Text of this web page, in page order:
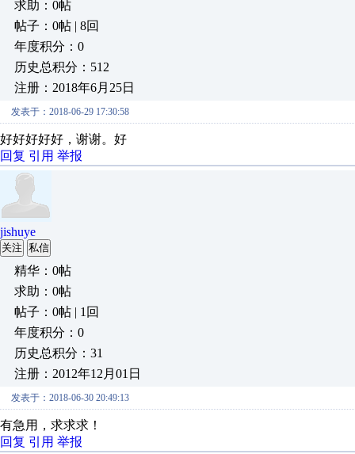
求助：0帖
帖子：0帖 | 8回
年度积分：0
历史总积分：512
注册：2018年6月25日
发表于：2018-06-29 17:30:58
好好好好好，谢谢。好
回复 引用 举报
jishuye
关注 私信
精华：0帖
求助：0帖
帖子：0帖 | 1回
年度积分：0
历史总积分：31
注册：2012年12月01日
发表于：2018-06-30 20:49:13
有急用，求求求！
回复 引用 举报